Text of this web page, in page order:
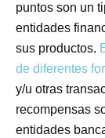
puntos son un
entidades
sus productos.
de diferentes
y/u otras
recompensas
entidades